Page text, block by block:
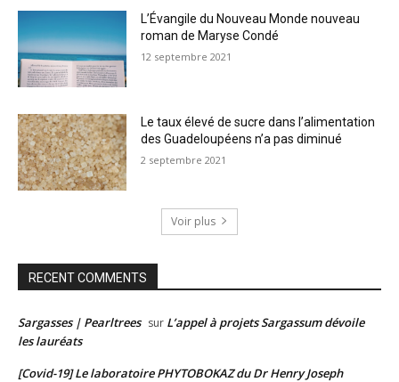
L’Évangile du Nouveau Monde nouveau
roman de Maryse Condé
12 septembre 2021
Le taux élevé de sucre dans l’alimentation
des Guadeloupéens n’a pas diminué
2 septembre 2021
Voir plus
RECENT COMMENTS
Sargasses | Pearltrees sur L’appel à projets Sargassum dévoile
les lauréats
[Covid-19] Le laboratoire PHYTOBOKAZ du Dr Henry Joseph